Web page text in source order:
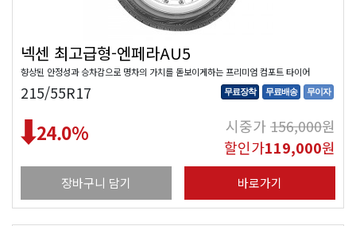
넥센 최고급형-엔페라AU5
향상된 안정성과 승차감으로 명차의 가치를 돋보이게하는 프리미엄 컴포트 타이어
215/55R17 무료장착 무료배송 무이자
24.0% 시중가156,000원
할인가119,000원
장바구니 담기 바로가기